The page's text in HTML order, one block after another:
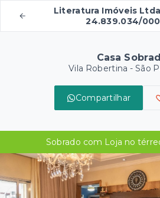
Literatura Imóveis Ltda
24.839.034/
Casa
Vila Robertina - São
Compartilhar
Sobrado com Loja no